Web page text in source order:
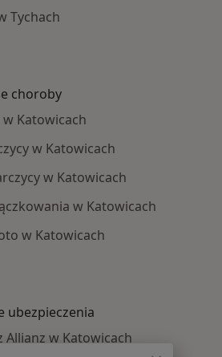
Tychach
choroby
Katowicach
w Katowicach
w Katowicach
w Katowicach
w Katowicach
ubezpieczenia
Allianz w Katowicach